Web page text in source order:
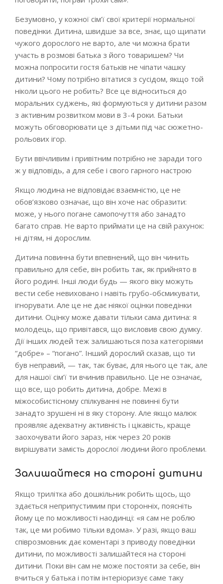
Безумовно, у кожної сім’ї свої критерії нормальної
поведінки. Дитина, швидше за все, знає, що щипати
чужого дорослого не варто, але чи можна брати
участь в розмові батька з його товаришем? Чи
можна попросити гостя батьків не чіпати чашку
дитини? Чому потрібно вітатися з сусідом, якщо той
ніколи цього не робить? Все це відноситься до
моральних суджень, які формуються у дитини разом
з активним розвитком мови в 3-4 роки. Батьки
можуть обговорювати це з дітьми під час сюжетно-
рольових ігор.
Бути ввічливим і привітним потрібно не заради того
ж у відповідь, а для себе і свого гарного настрою
Якщо людина не відповідає взаємністю, це не
обов’язково означає, що він хоче нас образити:
може, у нього погане самопочуття або занадто
багато справ. Не варто приймати це на свій рахунок:
ні дітям, ні дорослим.
Дитина повинна бути впевнений, що він чинить
правильно для себе, він робить так, як прийнято в
його родині. Інші люди будь — якого віку можуть
вести себе невиховано і навіть грубо-обсмикувати,
ігнорувати. Але це не дає ніякої оцінки поведінки
дитини. Оцінку може давати тільки сама дитина: я
молодець, що привітався, що висловив свою думку.
Дії інших людей теж залишаються поза категоріями
“добре» – “погано”. Інший дорослий сказав, що ти
був неправий, — так, так буває, для нього це так, але
для нашої сім’ї ти вчинив правильно. Це не означає,
що все, що робить дитина, добре. Межі в
міжособистісному спілкуванні не повинні бути
занадто зрушені ні в яку сторону. Але якщо малюк
проявляє адекватну активність і цікавість, краще
заохочувати його зараз, ніж через 20 років
вирішувати замість дорослої людини його проблеми.
Залишайтеся на стороні дитини
Якщо трилітка або дошкільник робить щось, що
здається неприпустимим при сторонніх, поясніть
йому це по можливості наодинці: «я сам не роблю
так, це ми робимо тільки вдома». У разі, якщо ваш
співрозмовник дає коментарі з приводу поведінки
дитини, по можливості залишайтеся на стороні
дитини. Поки він сам не може постояти за себе, він
вчиться у батька і потім інтеріоризує саме таку